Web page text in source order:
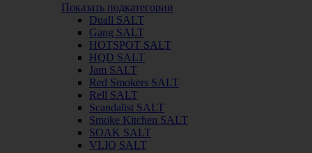
Показать подкатегории
Duall SALT
Gang SALT
HOTSPOT SALT
HQD SALT
Jam SALT
Red Smokers SALT
Rell SALT
Scandalist SALT
Smoke Kitchen SALT
SOAK SALT
VLIQ SALT